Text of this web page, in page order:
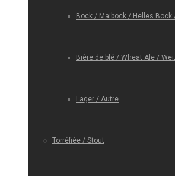
Bock / Maibock / Helles Bock
Bière de blé / Wheat Ale /
Lager / Autre
Torréfiée / Stout